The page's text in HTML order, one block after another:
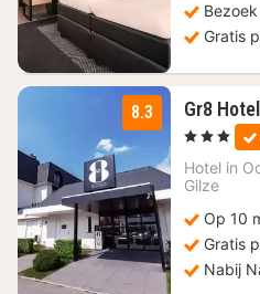
Gratis
8.3 Gr8
, 3 Sterren
Hotel in
Gilze
Op 10
Gratis
Nabij